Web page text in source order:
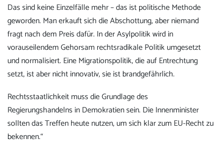
Das sind keine Einzelfälle mehr – das ist politische Methode
geworden. Man erkauft sich die Abschottung, aber niemand
fragt nach dem Preis dafür. In der Asylpolitik wird in
vorauseilendem Gehorsam rechtsradikale Politik umgesetzt
und normalisiert. Eine Migrationspolitik, die auf Entrechtung
setzt, ist aber nicht innovativ, sie ist brandgefährlich.
Rechtsstaatlichkeit muss die Grundlage des
Regierungshandelns in Demokratien sein. Die Innenminister
sollten das Treffen heute nutzen, um sich klar zum EU-Recht zu
bekennen.“